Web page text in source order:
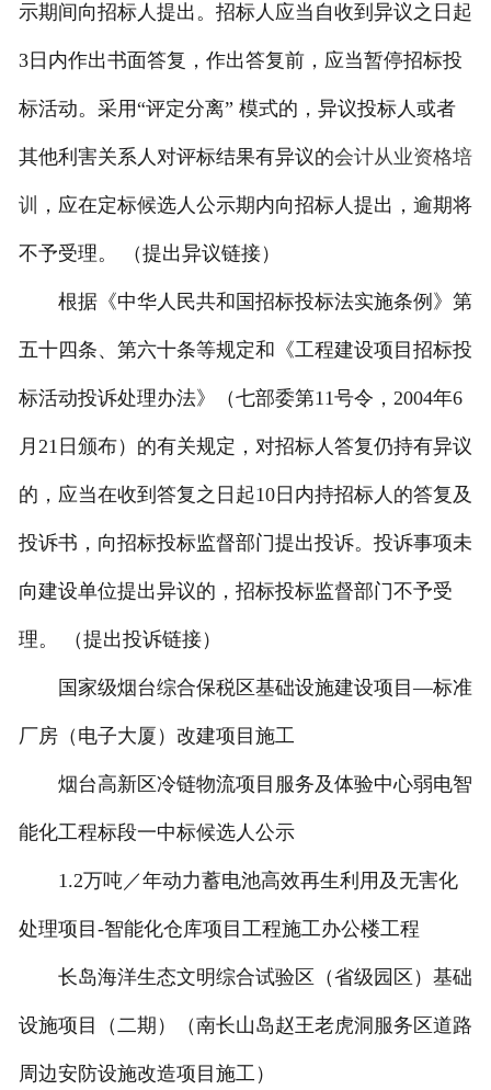
示期间向招标人提出。招标人应当自收到异议之日起
3日内作出书面答复，作出答复前，应当暂停招标投
标活动。采用“评定分离” 模式的，异议投标人或者
其他利害关系人对评标结果有异议的会计从业资格培
训 ，应在定标候选人公示期内向招标人提出，逾期将
不予受理。 （提出异议链接）
根据《中华人民共和国招标投标法实施条例》第
五十四条、第六十条等规定和《工程建设项目招标投
标活动投诉处理办法》（七部委第11号令，2004年6
月21日颁布）的有关规定，对招标人答复仍持有异议
的，应当在收到答复之日起10日内持招标人的答复及
投诉书，向招标投标监督部门提出投诉。投诉事项未
向建设单位提出异议的，招标投标监督部门不予受
理。 （提出投诉链接）
国家级烟台综合保税区基础设施建设项目—标准
厂房（电子大厦）改建项目施工
烟台高新区冷链物流项目服务及体验中心弱电智
能化工程标段一中标候选人公示
1.2万吨／年动力蓄电池高效再生利用及无害化
处理项目-智能化仓库项目工程施工办公楼工程
长岛海洋生态文明综合试验区（省级园区）基础
设施项目（二期）（南长山岛赵王老虎洞服务区道路
周边安防设施改造项目施工）